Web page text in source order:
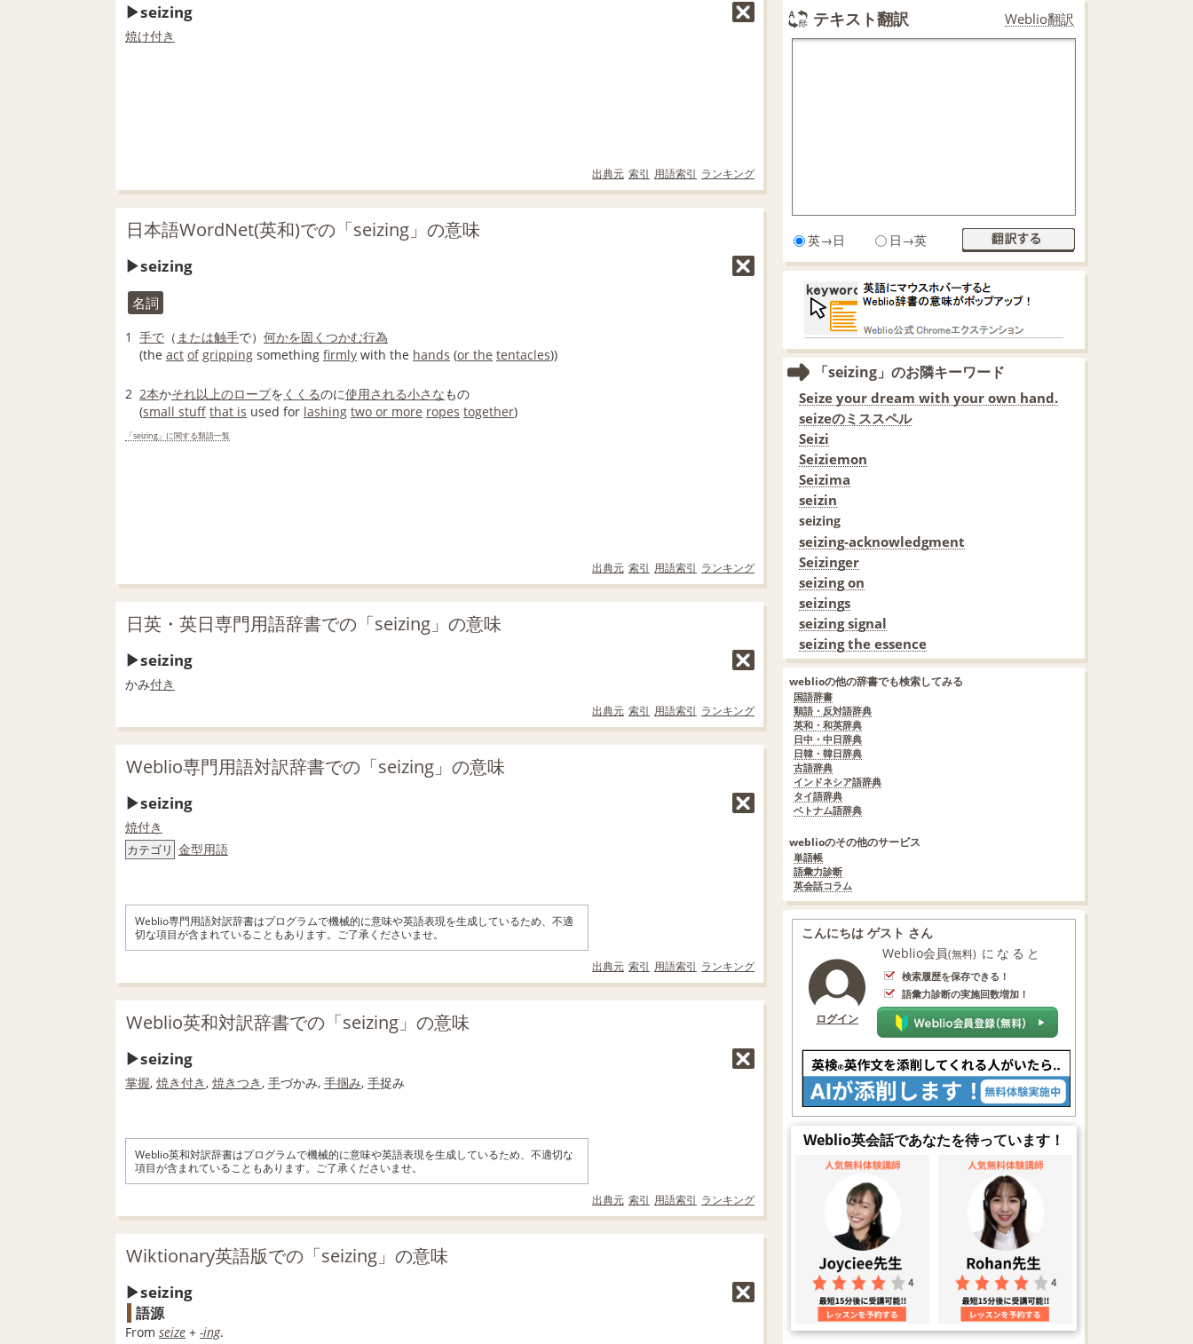
seizing
焼け付き
出典元 索引 用語索引 ランキング
日本語WordNet(英和)での「seizing」の意味
seizing
名詞
1 手で （ または触手で） 何かを固く つかむ行為
(the act of gripping something firmly with the hands (or the tentacles))
2 2本かそれ以上のロープを くくるのに使用される小さなもの
(small stuff that is used for lashing two or more ropes together)
「seizing」に関する類語一覧
出典元 索引 用語索引 ランキング
日英・英日専門用語辞書での「seizing」の意味
seizing
かみ付き
出典元 索引 用語索引 ランキング
Weblio専門用語対訳辞書での「seizing」の意味
seizing
焼付き
カテゴリ 金型用語
Weblio専門用語対訳辞書はプログラムで機械的に意味や英語表現を生成しているため、不適
切な項目が含まれていることもあります。ご了承くださいませ。
出典元 索引 用語索引 ランキング
Weblio英和対訳辞書での「seizing」の意味
seizing
掌握, 焼き付き , 焼きつき , 手づかみ, 手掴み, 手捉み
Weblio英和対訳辞書はプログラムで機械的に意味や英語表現を生成しているため、不適切な
項目が含まれていることもあります。ご了承くださいませ。
出典元 索引 用語索引 ランキング
Wiktionary英語版での「seizing」の意味
seizing
語源
From seize +‎ -ing.
テキスト翻訳 Weblio翻訳
英→日 日→英
「seizing」のお隣キーワード
Seize your dream with your own hand.
seizeのミススペル
Seizi
Seiziemon
Seizima
seizin
seizing
seizing-acknowledgment
Seizinger
seizing on
seizings
seizing signal
seizing the essence
weblioの他の辞書でも検索してみる
国語辞書
類語・反対語辞典
英和・和英辞典
日中・中日辞典
日韓・韓日辞典
古語辞典
インドネシア語辞典
タイ語辞典
ベトナム語辞典
weblioのその他のサービス
単語帳
語彙力診断
英会話コラム
こんにちは ゲスト さん
ログイン
Weblio会員(無料) になると
検索履歴を保存できる！
語彙力診断の実施回数増加！
Weblio英会話であなたを待っています！